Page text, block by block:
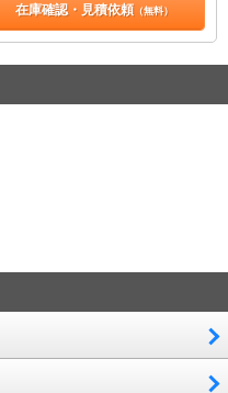
在庫確認・見積依頼（無料）